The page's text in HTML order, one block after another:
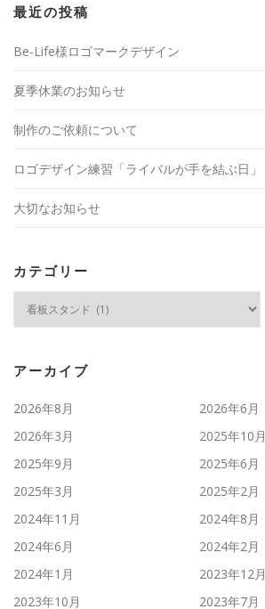
最近の投稿
Be-Life様ロゴマークデザイン
夏季休業のお知らせ
制作のご依頼について
ロゴデザイン練習「ライバルが手を結ぶ日」
大切なお知らせ
カテゴリー
ー
アーカイブ
2026年8月
2026年6月
2026年3月
2025年10月
2025年9月
2025年6月
2025年3月
2025年2月
2024年11月
2024年8月
2024年6月
2024年2月
2024年1月
2023年12月
2023年10月
2023年7月